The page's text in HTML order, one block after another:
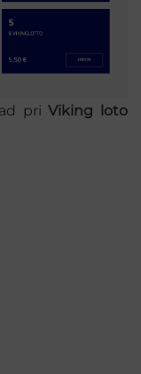
priViking loto